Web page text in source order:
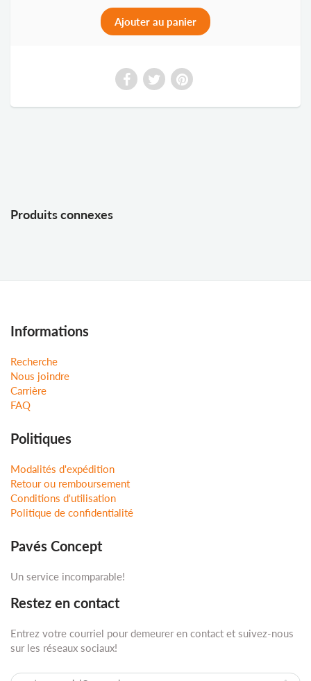
Produits connexes
Informations
Recherche
Nous joindre
Carrière
FAQ
Politiques
Modalités d'expédition
Retour ou remboursement
Conditions d'utilisation
Politique de confidentialité
Pavés Concept
Un service incomparable!
Restez en contact
Entrez votre courriel pour demeurer en contact et suivez-nous
sur les réseaux sociaux!